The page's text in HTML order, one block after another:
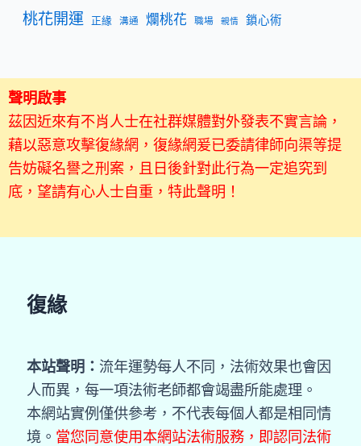
桃花開運 正緣 溝通 爛桃花 職場 親情 鎖心術
聲明啟事
茲因近來有不肖人士在社群媒體對外發表不實言論，
藉以惡意攻擊復緣網，復緣網爰已委請律師向渠等提
告妨礙名譽之刑案，且日後針對此行為一定追究到
底，望請有心人士自重，特此聲明！
復緣
本站聲明： 流年運勢每人不同，法術效果也會因
人而異，每一項法術老師都會竭盡所能處理。
本網站實例僅供參考，不代表每個人都是相同情
境。 當您同意使用本網站法術服務，即認同法術